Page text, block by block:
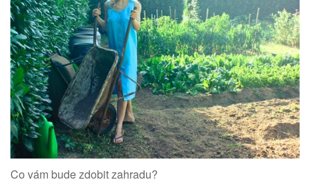
Co vám bude zdobit zahradu?